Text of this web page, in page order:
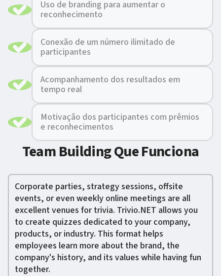
Uso de branding para aumentar o
reconhecimento
Conexão de um número ilimitado de
participantes
Acompanhamento dos resultados em
tempo real
Motivação dos participantes com prêmios
e reconhecimentos
Team Building Que Funciona
Corporate parties, strategy sessions, offsite
events, or even weekly online meetings are all
excellent venues for trivia. Trivio.NET allows you
to create quizzes dedicated to your company,
products, or industry. This format helps
employees learn more about the brand, the
company's history, and its values while having fun
together.